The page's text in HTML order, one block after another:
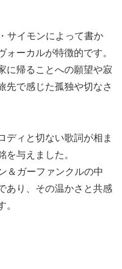
サイモンによって書か
ーカルが特徴的です。
に帰ることへの願望や寂
先で感じた孤独や切なさ
ディと切ない歌詞が相ま
を与えました。
＆ガーファンクルの中
あり、その温かさと共感
。